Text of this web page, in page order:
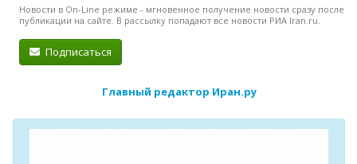
Новости в On-Line режиме - мгновенное получение новости сразу после
публикации на сайте. В рассылку попадают все новости РИА Iran.ru.
Подписаться
Главный редактор Иран.ру